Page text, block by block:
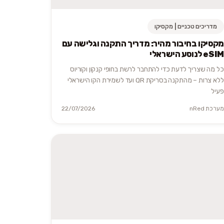
מדריכים טכניים | מקסיקו
מקסיקו בחיבור מהיר: מדריך התקנה וגלישה עם
eSIM לנוסע הישראלי
כל מה שצריך לדעת כדי להתחבר לרשת בחופי קנקון וקוריוס
ללא צרות – מהתקנה בסריקת QR ועד לשמירת הקו הישראלי
פעיל
מערכת nRed 22/07/2026